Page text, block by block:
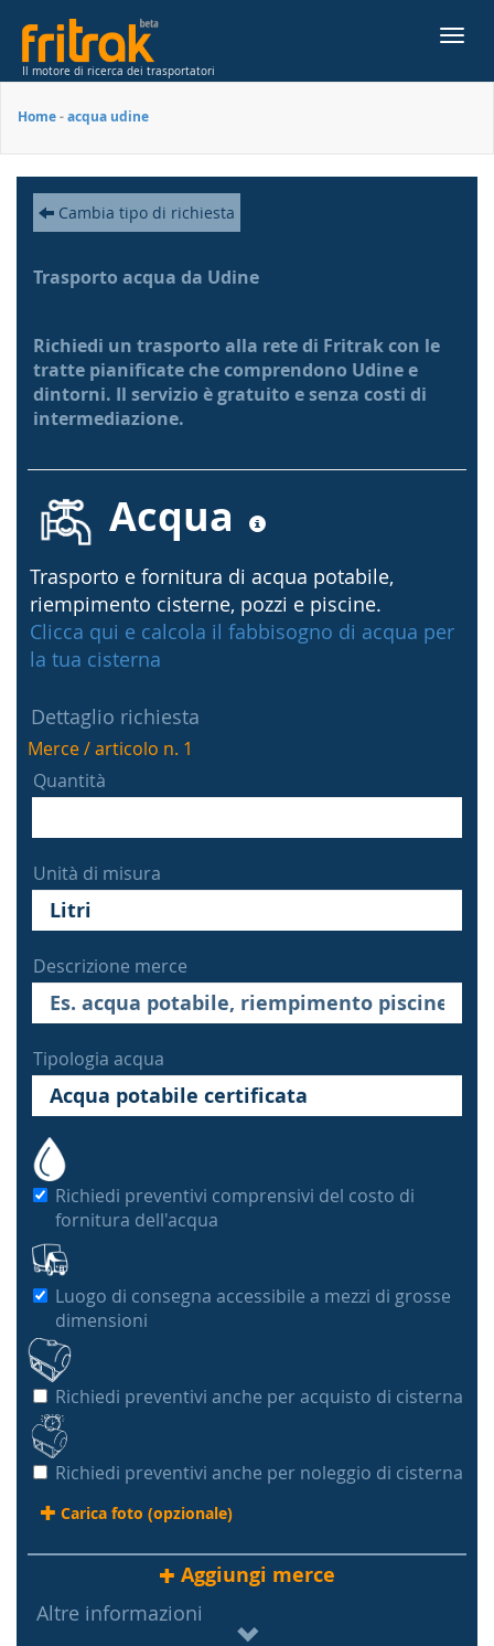
Il motore di ricerca dei trasportatori
Home-acqua udine
Cambia tipo di richiesta
Trasporto acqua da Udine
Richiedi un trasporto alla rete di Fritrak con le
tratte pianificate che comprendono Udine e
dintorni. Il servizio è gratuito e senza costi di
intermediazione.
Acqua
Trasporto e fornitura di acqua potabile,
riempimento cisterne, pozzi e piscine.
Clicca qui e calcola il fabbisogno di acqua per
la tua cisterna
Dettaglio richiesta
Merce / articolo n. 1
Quantità
Unità di misura
Descrizione merce
Tipologia acqua
Richiedi preventivi comprensivi del costo di
fornitura dell'acqua
Luogo di consegna accessibile a mezzi di grosse
dimensioni
Richiedi preventivi anche per acquisto di cisterna
Richiedi preventivi anche per noleggio di cisterna
Carica foto (opzionale)
Aggiungi merce
Altre informazioni